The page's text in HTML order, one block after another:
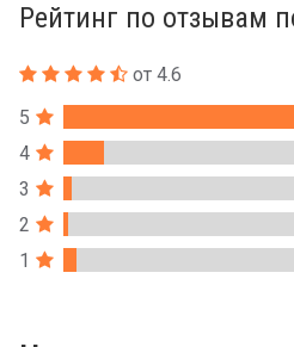
Рейтинг по отзывам
от 4.6
5
4
3
2
1